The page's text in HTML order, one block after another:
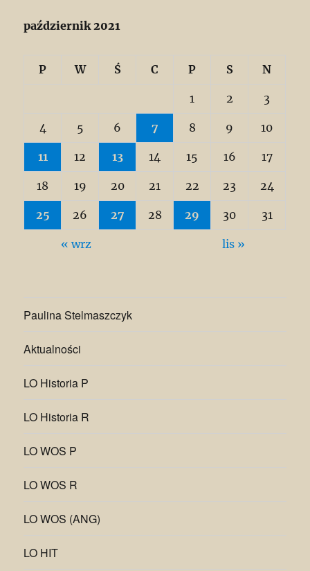
październik 2021
P W Ś C P S N
1 2 3
4 5 6 7 8 9 10
11 12 13 14 15 16 17
18 19 20 21 22 23 24
25 26 27 28 29 30 31
« wrz lis »
Paulina Stelmaszczyk
Aktualności
LO Historia P
LO Historia R
LO WOS P
LO WOS R
LO WOS (ANG)
LO HIT